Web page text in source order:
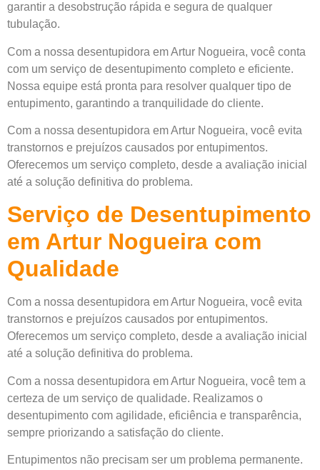
garantir a desobstrução rápida e segura de qualquer
tubulação.
Com a nossa desentupidora em Artur Nogueira, você conta
com um serviço de desentupimento completo e eficiente.
Nossa equipe está pronta para resolver qualquer tipo de
entupimento, garantindo a tranquilidade do cliente.
Com a nossa desentupidora em Artur Nogueira, você evita
transtornos e prejuízos causados por entupimentos.
Oferecemos um serviço completo, desde a avaliação inicial
até a solução definitiva do problema.
Serviço de Desentupimento
em Artur Nogueira com
Qualidade
Com a nossa desentupidora em Artur Nogueira, você evita
transtornos e prejuízos causados por entupimentos.
Oferecemos um serviço completo, desde a avaliação inicial
até a solução definitiva do problema.
Com a nossa desentupidora em Artur Nogueira, você tem a
certeza de um serviço de qualidade. Realizamos o
desentupimento com agilidade, eficiência e transparência,
sempre priorizando a satisfação do cliente.
Entupimentos não precisam ser um problema permanente.